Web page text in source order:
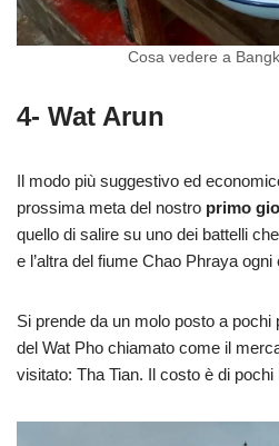
Cosa vedere a
4- Wat Arun
Il modo più suggestivo ed
prossima meta del nostro primo
quello di salire su uno dei battelli
e l’altra del fiume Chao Phraya ogni
Si prende da un molo posto a
del Wat Pho chiamato come il
visitato: Tha Tian. Il costo è di pochi